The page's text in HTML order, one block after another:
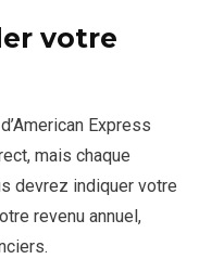
votre
Express
mais chaque
devrez indiquer votre
revenu annuel,